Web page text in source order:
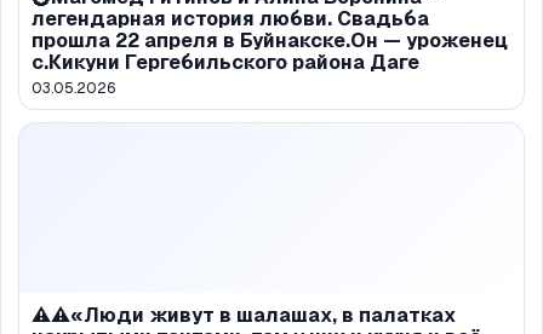
легендарная история любви. Свадьба
прошла 22 апреля в Буйнакске.Он — уроженец
с.Кикуни Гергебильского района Даге
03.05.2026
⚠️⚠️«Люди живут в шалашах, в палатках